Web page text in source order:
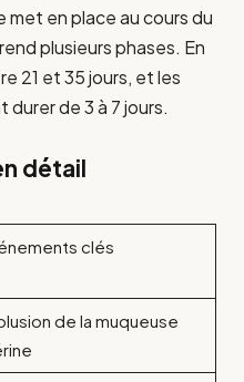
met en place au cours du
plusieurs phases. En
21 et 35 jours, et les
de 3 à 7 jours.
détail
clés
de la muqueuse